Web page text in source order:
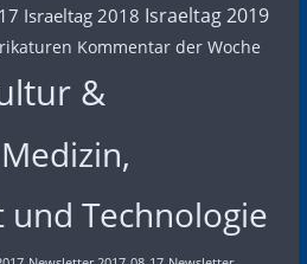
Israeltag 2018 Israeltag 2019
Kommentar der Woche
&
Medizin,
und Technologie